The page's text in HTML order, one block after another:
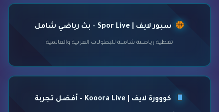
سبور لايف | Spor Live - بث رياضي شامل
تغطية رياضية شاملة للبطولات العربية والعالمية
كووورة لايف | Kooora Live - أفضل تجربة